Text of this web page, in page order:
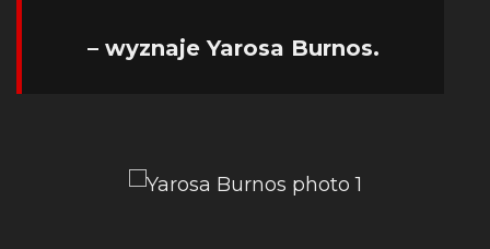
– wyznaje Yarosa Burnos.